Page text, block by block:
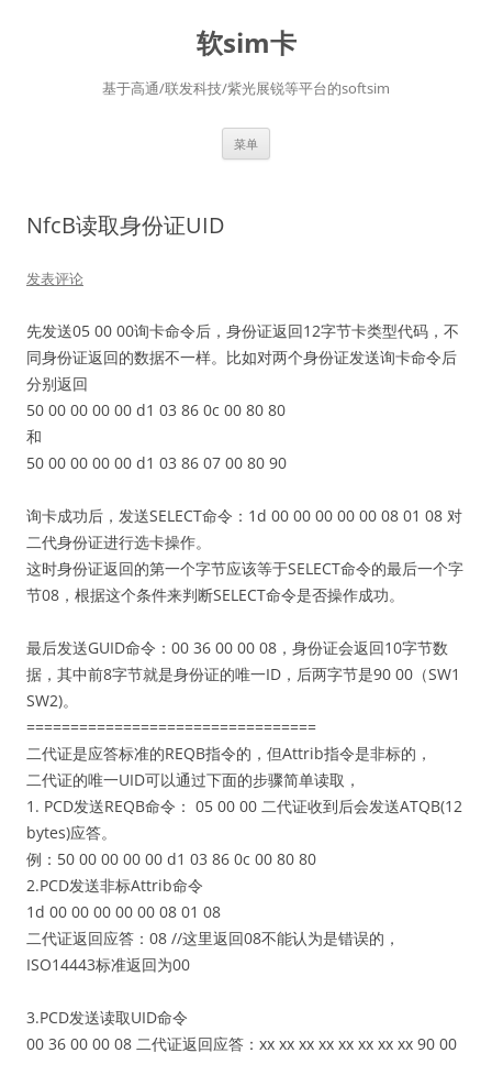
软sim卡
基于高通/联发科技/紫光展锐等平台的softsim
菜单
NfcB读取身份证UID
发表评论
先发送05 00 00询卡命令后，身份证返回12字节卡类型代码，不
同身份证返回的数据不一样。比如对两个身份证发送询卡命令后
分别返回
50 00 00 00 00 d1 03 86 0c 00 80 80
和
50 00 00 00 00 d1 03 86 07 00 80 90
询卡成功后，发送SELECT命令：1d 00 00 00 00 00 08 01 08 对
二代身份证进行选卡操作。
这时身份证返回的第一个字节应该等于SELECT命令的最后一个字
节08，根据这个条件来判断SELECT命令是否操作成功。
最后发送GUID命令：00 36 00 00 08，身份证会返回10字节数
据，其中前8字节就是身份证的唯一ID，后两字节是90 00（SW1
SW2)。
=================================
二代证是应答标准的REQB指令的，但Attrib指令是非标的，
二代证的唯一UID可以通过下面的步骤简单读取，
1. PCD发送REQB命令： 05 00 00 二代证收到后会发送ATQB(12
bytes)应答。
例：50 00 00 00 00 d1 03 86 0c 00 80 80
2.PCD发送非标Attrib命令
1d 00 00 00 00 00 08 01 08
二代证返回应答：08 //这里返回08不能认为是错误的，
ISO14443标准返回为00
3.PCD发送读取UID命令
00 36 00 00 08 二代证返回应答：xx xx xx xx xx xx xx xx 90 00